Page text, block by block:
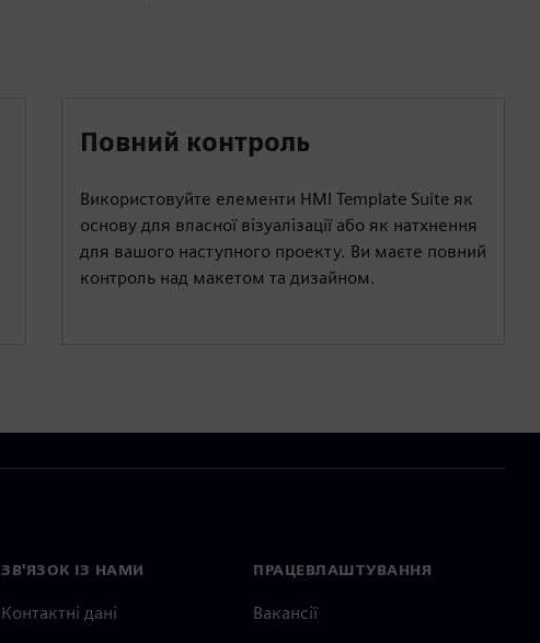
Повний контроль
Використовуйте елементи HMI Template Suite як
основу для власної візуалізації або як натхнення
для вашого наступного проекту. Ви маєте повний
контроль над макетом та дизайном.
ЗВ'ЯЗОК ІЗ НАМИ
Контактні дані
ПРАЦЕВЛАШТУВАННЯ
Вакансії